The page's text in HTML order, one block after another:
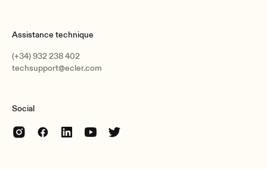
Assistance technique
(+34) 932 238 402
techsupport@ecler.com
Social